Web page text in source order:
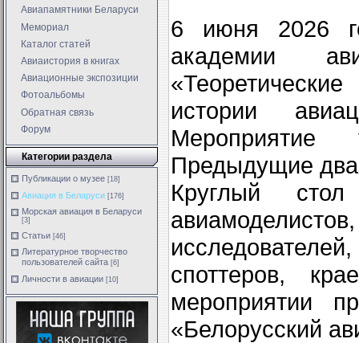
Авиапамятники Беларуси
Мемориал
Каталог статей
Авиаистория в книгах
Авиационные экспозиции
Фотоальбомы
Обратная связь
Форум
Категории раздела
Публикации о музее [18]
Авиация в Беларуси [176]
Морская авиация в Беларуси
[3]
Статьи [46]
Литературное творчество
пользователей сайта [6]
Личности в авиации [10]
6 июня 2026
академии
истории
Предыдущие
Круглый стол
споттеров,
мероприятии
«Белорусский